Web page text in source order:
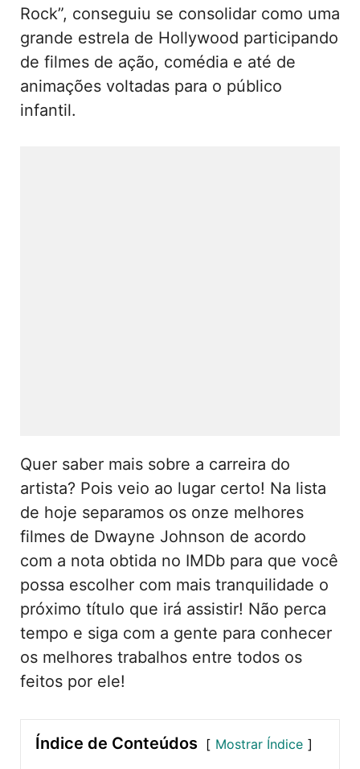
Rock”, conseguiu se consolidar como uma
grande estrela de Hollywood participando
de filmes de ação, comédia e até de
animações voltadas para o público
infantil.
Quer saber mais sobre a carreira do
artista? Pois veio ao lugar certo! Na lista
de hoje separamos os onze melhores
filmes de Dwayne Johnson de acordo
com a nota obtida no IMDb para que você
possa escolher com mais tranquilidade o
próximo título que irá assistir! Não perca
tempo e siga com a gente para conhecer
os melhores trabalhos entre todos os
feitos por ele!
Índice de Conteúdos Mostrar Índice